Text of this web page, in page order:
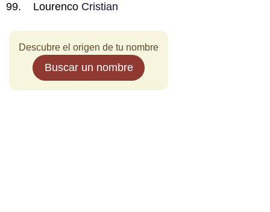
Lourenco Cristian
Descubre el origen de tu nombre
Buscar un nombre